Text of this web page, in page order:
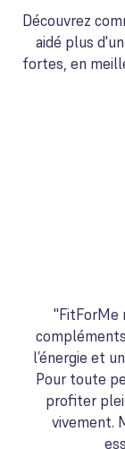
Découvrez
aidé plus
fortes, en
"FitForMe
l’énergie et
Pour toute
profiter
vivement.